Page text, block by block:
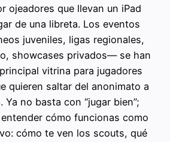
ojeadores que llevan un iPad
de una libreta. Los eventos
juveniles, ligas regionales,
showcases privados— se han
vitrina para jugadores
quieren saltar del anonimato a
no basta con “jugar bien”;
cómo funcionas como
cómo te ven los scouts, qué